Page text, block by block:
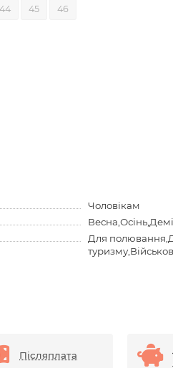
44 45 46
Чоловікам
Для
Післяплата